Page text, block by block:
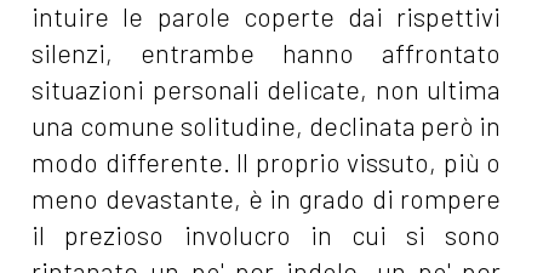
intuire le parole coperte dai rispettivi
silenzi, entrambe hanno affrontato
situazioni personali delicate, non ultima
una comune solitudine, declinata però in
modo differente. Il proprio vissuto, più o
meno devastante, è in grado di rompere
il prezioso involucro in cui si sono